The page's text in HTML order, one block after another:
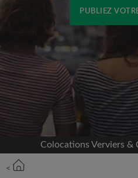
PUBLIEZ
Nous ne publierons
votre
OU
Loyer max par mois (€)
Colocations Verviers &
<